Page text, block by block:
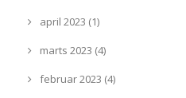
april 2023 (1)
marts 2023 (4)
februar 2023 (4)